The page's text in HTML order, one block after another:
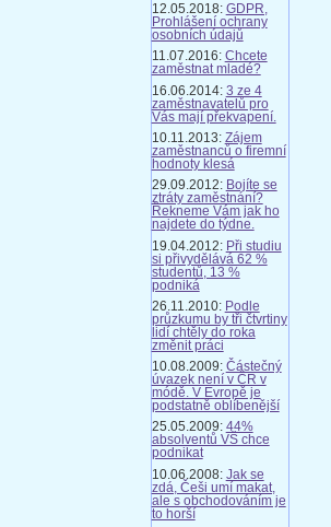
12.05.2018: GDPR,
Prohlášení ochrany
osobních údajů
11.07.2016: Chcete
zaměstnat mladé?
16.06.2014: 3 ze 4
zaměstnavatelů pro
Vás mají překvapení.
10.11.2013: Zájem
zaměstnanců o firemní
hodnoty klesá
29.09.2012: Bojíte se
ztráty zaměstnání?
Řekneme Vám jak ho
najdete do týdne.
19.04.2012: Při studiu
si přivydělává 62 %
studentů, 13 %
podniká
26.11.2010: Podle
průzkumu by tři čtvrtiny
lidí chtěly do roka
změnit práci
10.08.2009: Částečný
úvazek není v ČR v
módě. V Evropě je
podstatně oblíbenější
25.05.2009: 44%
absolventů VŠ chce
podnikat
10.06.2008: Jak se
zdá, Češi umí makat,
ale s obchodováním je
to horší